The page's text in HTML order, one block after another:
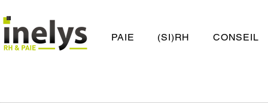
PAIE (SI)RH CONSEIL